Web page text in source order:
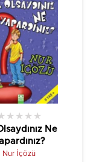
Ne
★ ★ ★ ★
Nur İçözü